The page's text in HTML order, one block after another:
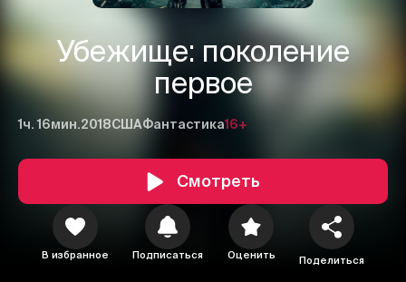
Убежище: поколение
первое
1ч. 16мин.2018СШАФантастика16+
Смотреть
В избранное Подписаться Оценить Поделиться
1 2 3